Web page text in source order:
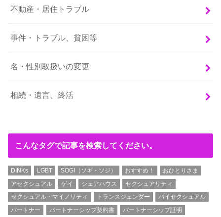
不動産・居住トラブル
事件・トラブル、貧困等
名・性別取扱いの変更
相続・遺言、終活
こんなタグで記事を検索してください。
DINKs LGBT SOGI（ソギ・ソジ） おすすめ！
おひとりさま
アセクシュアル
ゲイ シェアハウス
セクシュアリティ
セクシュアル・マイノリティ
トランスジェンダー
バイセクシュアル
パートナー
パートナーシップ契約書 パートナーシップ証明